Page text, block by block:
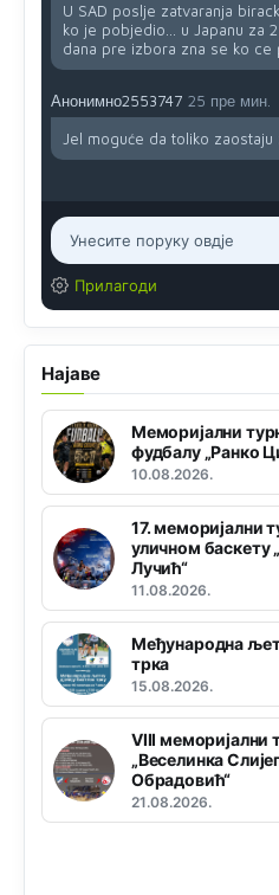
U SAD poslje zatvaranja
ko je pobjedio... u Japanu za
dana pre izbora zna se ko ce
Анонимно2553747 25 пре мин.
Jel moguće da toliko zaostaju
Прилагоди
Најаве
Меморијални
фудбалу „Ранко
10.08.2026.
17. меморијални
уличном баскету
Лучић“
11.08.2026.
Међународна
трка
15.08.2026.
VIII меморијални
„Веселинка
Обрадовић“
21.08.2026.